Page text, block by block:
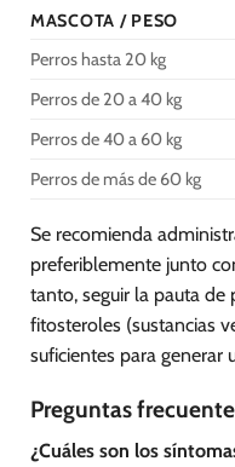
MASCOTA / PESO
Perros hasta 20 kg
Perros de 20 a 40 kg
Perros de 40 a 60 kg
Perros de más de 60 kg
Se recomienda
preferiblemente junto
tanto, seguir la pauta de
fitosteroles (sustancias
suficientes para generar
Preguntas
¿Cuáles son los